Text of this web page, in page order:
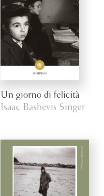
Un giorno di felicità
Isaac Bashevis Singer